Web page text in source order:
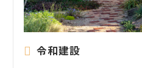
令和建設